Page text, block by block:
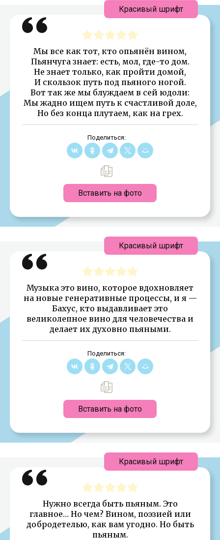
Мы все как тот, кто опьянён вином,
Пьянчуга знает: есть, мол, где-то дом.
Не знает только, как пройти домой,
И скользок путь под пьяного ногой.
Вот так же мы блуждаем в сей юдоли:
Мы жадно ищем путь к счастливой доле,
Но без конца плутаем, как на грех.
Поделиться:
Вставить на фото
Красивый шрифт
Музыка это вино, которое вдохновляет
на новые генеративные процессы, и я —
Бахус, кто выдавливает это
великолепное вино для человечества и
делает их духовно пьяными.
Поделиться:
Вставить на фото
Красивый шрифт
Нужно всегда быть пьяным. Это
главное… Но чем? Вином, поэзией или
добродетелью, как вам угодно. Но быть
пьяным.
Красивый шрифт